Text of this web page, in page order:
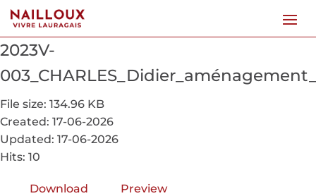
2023V-
File size: 134.96 KB
Created: 17-06-2026
Updated: 17-06-2026
Hits: 10
Download Preview